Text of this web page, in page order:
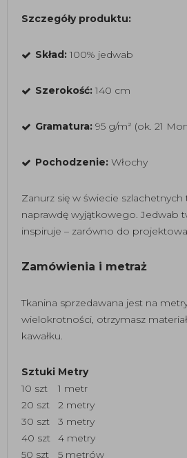
Szczegóły produktu:
Skład: 100% jedwab
Szerokość: 140 cm
Gramatura: 95 g/m² (ok. 21
Pochodzenie: Włochy
Zanurz się w świecie
naprawdę wyjątkowego. Jedwab
inspiruje – zarówno do
Zamówienia i metraż
Tkanina sprzedawana jest na
wielokrotności, otrzymasz
kawałku.
Sztuki Metry
10 szt
1 metr
20 szt
2 metry
30 szt
3 metry
40 szt
4 metry
50 szt
5 metrów